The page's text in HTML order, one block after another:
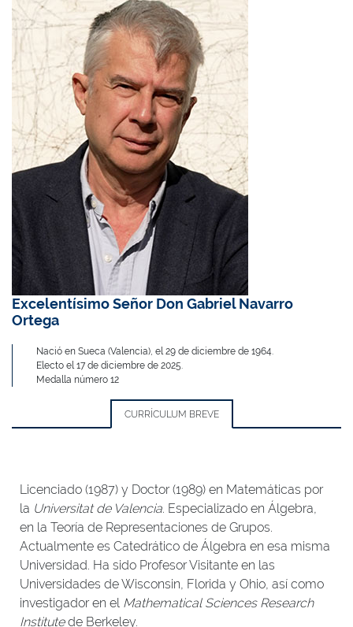
Excelentísimo Señor Don Gabriel Navarro
Ortega
Nació en Sueca (Valencia), el 29 de diciembre de 1964.
Electo el 17 de diciembre de 2025.
Medalla número 12
CURRÍCULUM BREVE
Licenciado (1987) y Doctor (1989) en Matemáticas por
la Universitat de Valencia. Especializado en Álgebra,
en la Teoría de Representaciones de Grupos.
Actualmente es Catedrático de Álgebra en esa misma
Universidad. Ha sido Profesor Visitante en las
Universidades de Wisconsin, Florida y Ohio, así como
investigador en el Mathematical Sciences Research
Institutede Berkeley.